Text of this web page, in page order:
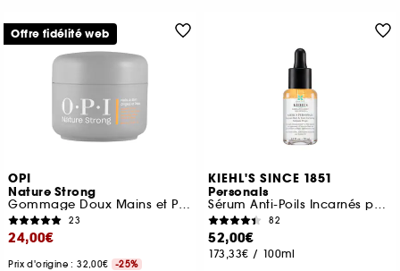
OPI
Nature Strong
Gommage Doux Mains et Pieds exfoliant pour une peau radieuse
23
24,00€
Prix d'origine : 32,00€ -25%
Offre fidélité web
KIEHL'S SINCE 1851
Personals
Sérum Anti-Poils Incarnés pour Zones Sensibles
82
52,00€
173,33€ / 100ml